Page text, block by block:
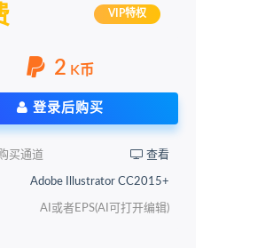
VIP特权
2 K币
登录后购买
买通道 查看
Adobe Illustrator CC2015+
AI或者EPS(AI可打开编辑)